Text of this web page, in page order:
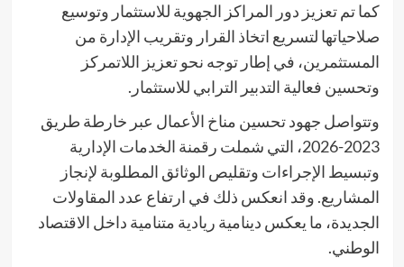
كما تم تعزيز دور المراكز الجهوية للاستثمار وتوسيع
صلاحياتها لتسريع اتخاذ القرار وتقريب الإدارة من
المستثمرين، في إطار توجه نحو تعزيز اللاتمركز
وتحسين فعالية التدبير الترابي للاستثمار.
وتتواصل جهود تحسين مناخ الأعمال عبر خارطة طريق
2023-2026، التي شملت رقمنة الخدمات الإدارية
وتبسيط الإجراءات وتقليص الوثائق المطلوبة لإنجاز
المشاريع. وقد انعكس ذلك في ارتفاع عدد المقاولات
الجديدة، ما يعكس دينامية ريادية متنامية داخل الاقتصاد
الوطني.